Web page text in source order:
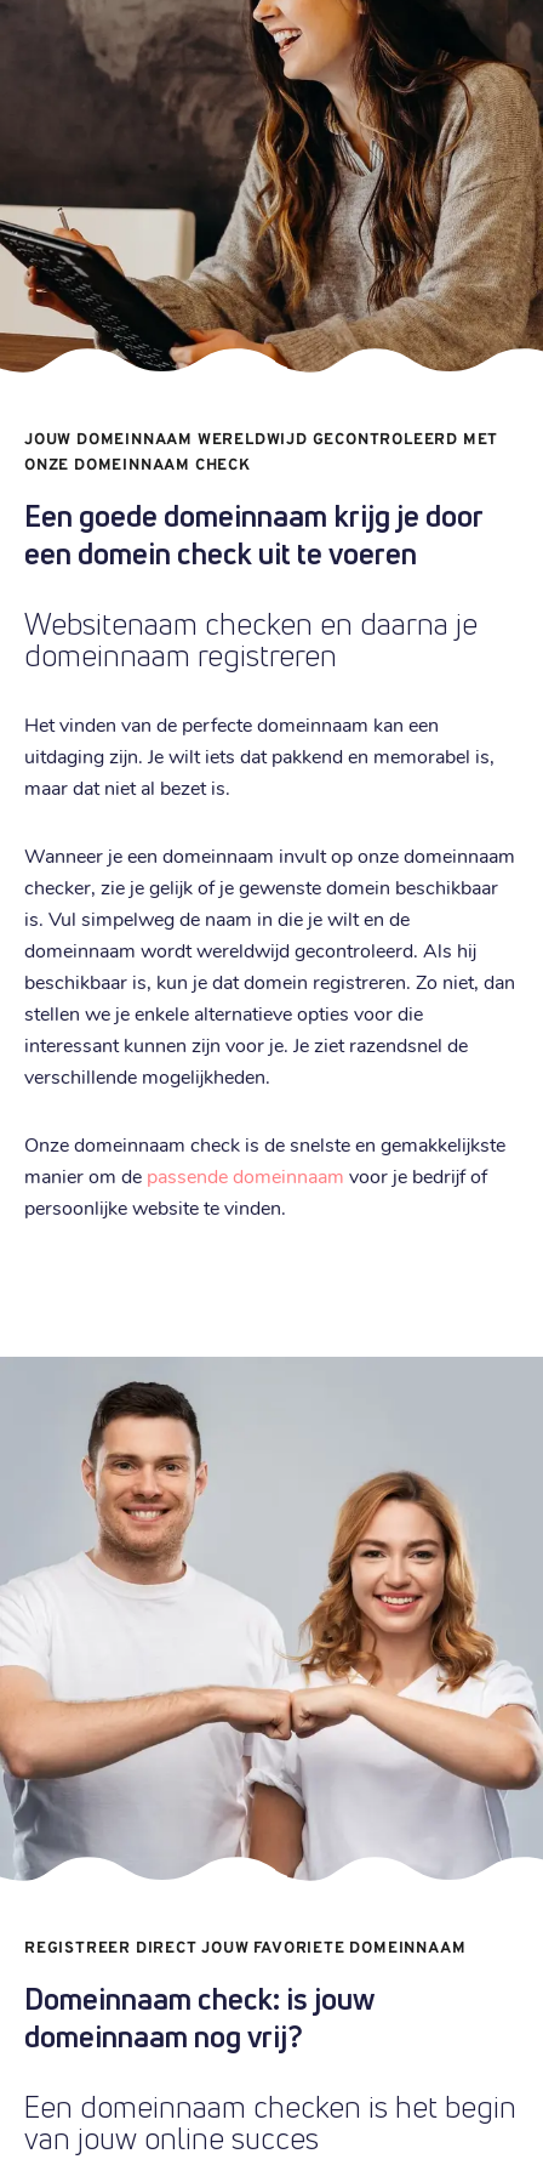
€ 4,49
€ 4,49
€ 6,19
.net
Registratie € 9,79
Verhuizen: € 9,79
€ 14,79
.be
Verhuizen € 5,39
€ 7,29
.org
Verhuizen: € 8,39
Verlengen : € 12,69
.de
Registratie: € 2,09
Verhuizen: € 2,09
€ 2,79
.nu
Registratie: € 16,19
€ 23,19
Verlengen: € 32,89
Registratie: € 24,09
Verhuizen: € 24,09
Verlengen: € 32,89
uk
Registratie
Verhuizen: € 4,49
Verlengen: € 6,69
.
Registratie: € 17,49
Verlengen: € 26,29
.brussels
€ 19,29
Verhuizen: € 19,29
Verlengen € 26,39
JOUW DOMEINNAAM WERELDWIJD GECONTROLEERD MET
ONZE DOMEINNAAM CHECK
Een goede domeinnaam krijg je door
een domein check uit te voeren
Websitenaam checken en daarna je
domeinnaam registreren
Het vinden van de perfecte domeinnaam kan een
uitdaging zijn. Je wilt iets dat pakkend en memorabel is,
maar dat niet al bezet is.
Wanneer je een domeinnaam invult op onze domeinnaam
checker, zie je gelijk of je gewenste domein beschikbaar
is. Vul simpelweg de naam in die je wilt en de
domeinnaam wordt wereldwijd gecontroleerd. Als hij
beschikbaar is, kun je dat domein registreren. Zo niet, dan
stellen we je enkele alternatieve opties voor die
interessant kunnen zijn voor je. Je ziet razendsnel de
verschillende mogelijkheden.
Onze domeinnaam check is de snelste en gemakkelijkste
manier om de passende domeinnaam voor je bedrijf of
persoonlijke website te vinden.
REGISTREER DIRECT JOUW FAVORIETE DOMEINNAAM
Domeinnaam check: is jouw
domeinnaam nog vrij?
Een domeinnaam checken is het begin
van jouw online succes